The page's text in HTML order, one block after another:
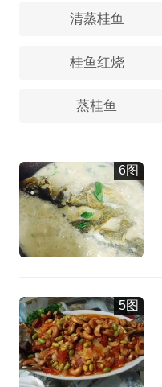
清蒸桂鱼
桂鱼红烧
蒸桂鱼
6图
5图